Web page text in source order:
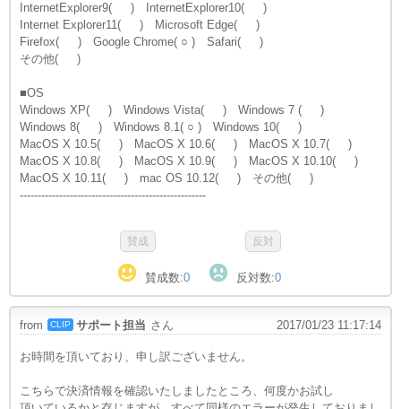
InternetExplorer9( ) InternetExplorer10( )
Internet Explorer11( ) Microsoft Edge( )
Firefox( ) Google Chrome( ○ ) Safari( )
その他( )
■OS
Windows XP( ) Windows Vista( ) Windows 7 ( )
Windows 8( ) Windows 8.1( ○ ) Windows 10( )
MacOS X 10.5( ) MacOS X 10.6( ) MacOS X 10.7( )
MacOS X 10.8( ) MacOS X 10.9( ) MacOS X 10.10( )
MacOS X 10.11( ) mac OS 10.12( ) その他( )
----------------------------------------------------
賛成数:0 反対数:0
from CLIP サポート担当 さん 2017/01/23 11:17:14
お時間を頂いており、申し訳ございません。
こちらで決済情報を確認いたしましたところ、何度かお試し